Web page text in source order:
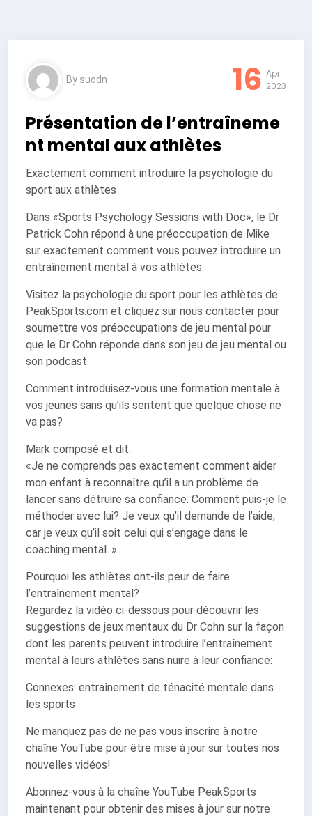
By suodn 16 Apr
2023
Présentation de l’entraîneme
nt mental aux athlètes
Exactement comment introduire la psychologie du
sport aux athlètes
Dans «Sports Psychology Sessions with Doc», le Dr
Patrick Cohn répond à une préoccupation de Mike
sur exactement comment vous pouvez introduire un
entraînement mental à vos athlètes.
Visitez la psychologie du sport pour les athlètes de
PeakSports.com et cliquez sur nous contacter pour
soumettre vos préoccupations de jeu mental pour
que le Dr Cohn réponde dans son jeu de jeu mental ou
son podcast.
Comment introduisez-vous une formation mentale à
vos jeunes sans qu’ils sentent que quelque chose ne
va pas?
Mark composé et dit:
«Je ne comprends pas exactement comment aider
mon enfant à reconnaître qu’il a un problème de
lancer sans détruire sa confiance. Comment puis-je le
méthoder avec lui? Je veux qu’il demande de l’aide,
car je veux qu’il soit celui qui s’engage dans le
coaching mental. »
Pourquoi les athlètes ont-ils peur de faire
l’entraînement mental?
Regardez la vidéo ci-dessous pour découvrir les
suggestions de jeux mentaux du Dr Cohn sur la façon
dont les parents peuvent introduire l’entraînement
mental à leurs athlètes sans nuire à leur confiance:
Connexes: entraînement de ténacité mentale dans
les sports
Ne manquez pas de ne pas vous inscrire à notre
chaîne YouTube pour être mise à jour sur toutes nos
nouvelles vidéos!
Abonnez-vous à la chaîne YouTube PeakSports
maintenant pour obtenir des mises à jour sur notre